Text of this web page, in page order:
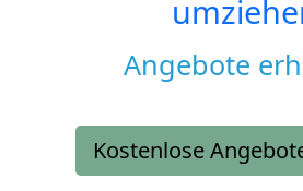
Angebote
Kostenlose